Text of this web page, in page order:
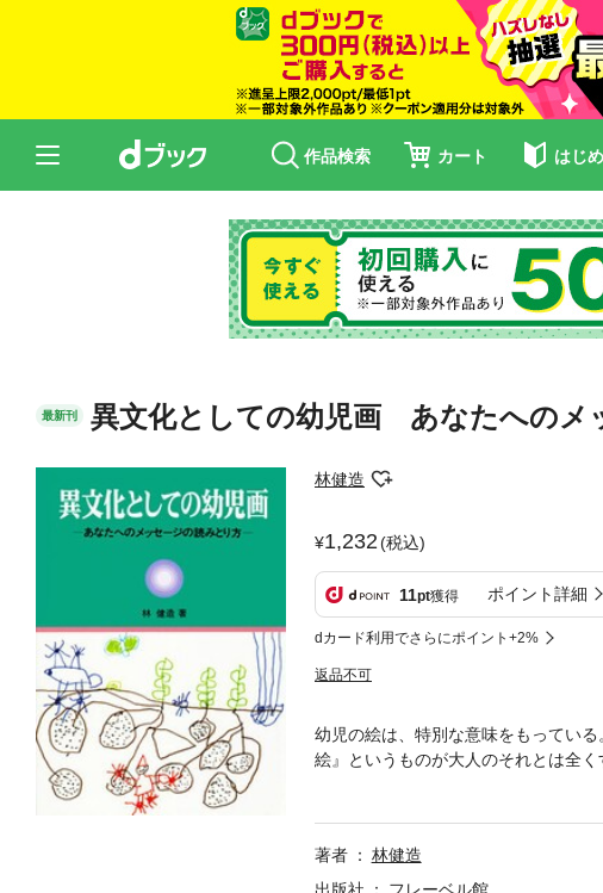
作品検索 カート はじ
最新刊 異文化としての幼児画 あなたへのメ
林健造
1,232(税込)
11pt獲得 ポイント詳細
dカード利用でさらにポイント+2%
返品不可
幼児の絵は、特別な意味をもってい
絵』というものが大人のそれとは全
著者
林健造